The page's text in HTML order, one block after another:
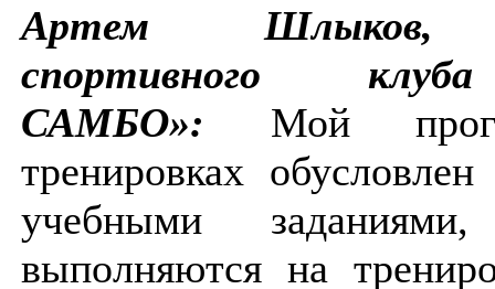
Артем Шлыков,
спортивного
САМБО»: Мой
тренировках
учебными
выполняются на